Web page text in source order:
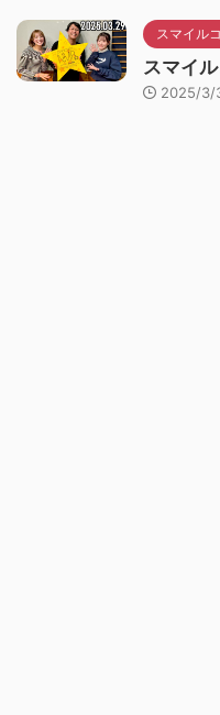
スマイル
スマイ
2025/3/